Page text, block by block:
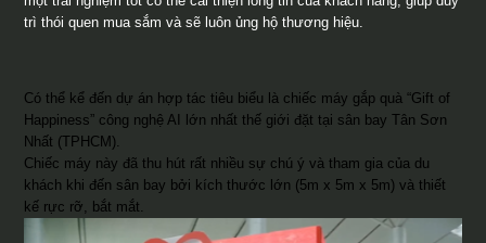
trì thói quen mua sắm và sẽ luôn ủng hộ thương hiệu.
Có thể kể đến dự án hợp tác tiêu biểu là chiếc máy gắp quà “Gift of
Happiness” công nghệ AI lớn nhất thế giới đặt tại sân bay Tân Sơn
Nhất (TPHCM).
Chiếc máy này đã thu hút rất nhiều sự chú ý và tham gia của du
khách khi đến sân bay bởi kích thước lớn (5m x 5m x 5m) và thiết
kế rực rỡ, bắt mắt.